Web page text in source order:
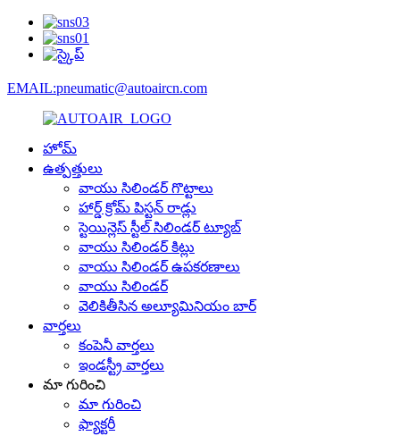
EMAIL:pneumatic@autoaircn.com
హోమ్
ఉత్పత్తులు
వాయు సిలిండర్ గొట్టాలు
హార్డ్ క్రోమ్ పిస్టన్ రాడ్లు
స్టెయిన్లెస్ స్టీల్ సిలిండర్ ట్యూబ్
వాయు సిలిండర్ కిట్లు
వాయు సిలిండర్ ఉపకరణాలు
వాయు సిలిండర్
వెలికితీసిన అల్యూమినియం బార్
వార్తలు
కంపెనీ వార్తలు
ఇండస్ట్రీ వార్తలు
మా గురించి
మా గురించి
ఫ్యాక్టరీ